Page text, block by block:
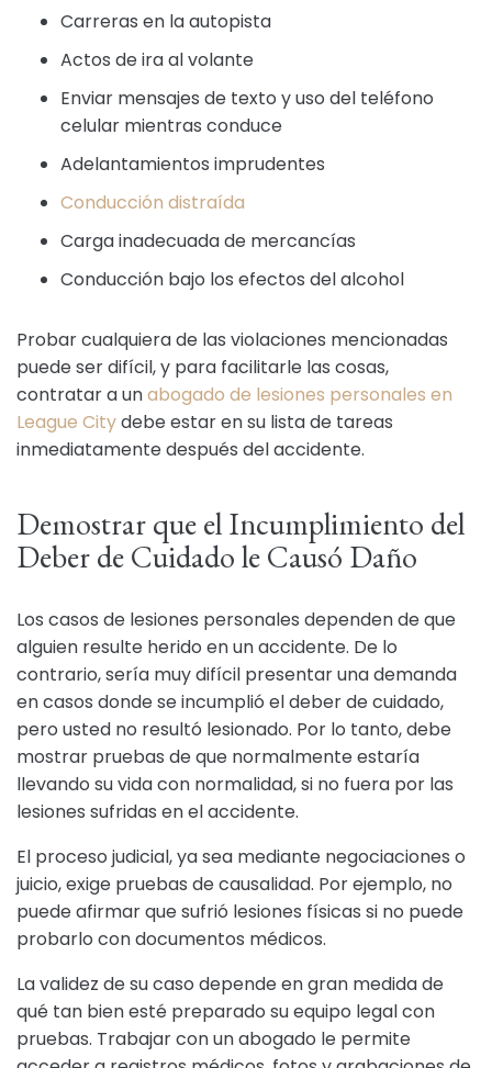
Carreras en la autopista
Actos de ira al volante
Enviar mensajes de texto y uso del teléfono
celular mientras conduce
Adelantamientos imprudentes
Conducción distraída
Carga inadecuada de mercancías
Conducción bajo los efectos del alcohol
Probar cualquiera de las violaciones mencionadas
puede ser difícil, y para facilitarle las cosas,
contratar a unabogado de lesiones personales en
League Citydebe estar en su lista de tareas
inmediatamente después del accidente.
Demostrar que el Incumplimiento del
Deber de Cuidado le Causó Daño
Los casos de lesiones personales dependen de que
alguien resulte herido en un accidente. De lo
contrario, sería muy difícil presentar una demanda
en casos donde se incumplió el deber de cuidado,
pero usted no resultó lesionado. Por lo tanto, debe
mostrar pruebas de que normalmente estaría
llevando su vida con normalidad, si no fuera por las
lesiones sufridas en el accidente.
El proceso judicial, ya sea mediante negociaciones o
juicio, exige pruebas de causalidad. Por ejemplo, no
puede afirmar que sufrió lesiones físicas si no puede
probarlo con documentos médicos.
La validez de su caso depende en gran medida de
qué tan bien esté preparado su equipo legal con
pruebas. Trabajar con un abogado le permite